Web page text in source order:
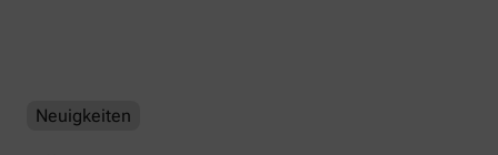
Neuigkeiten